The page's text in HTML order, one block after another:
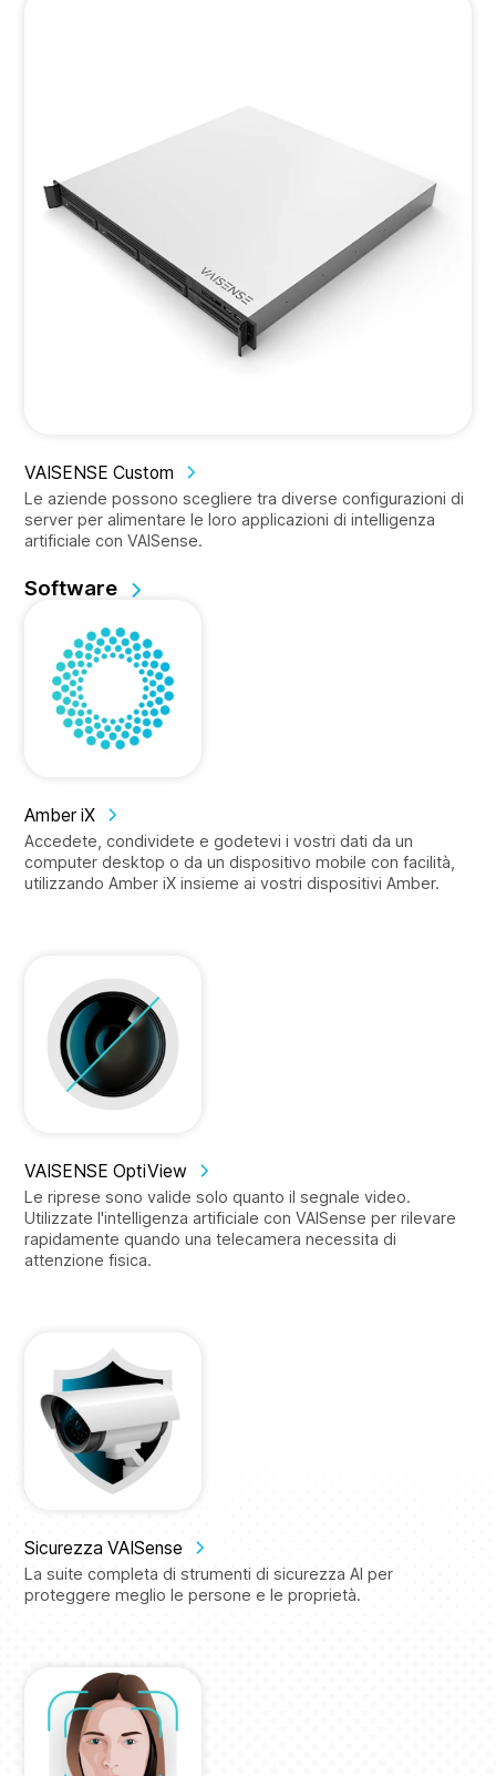
VAISENSE Custom
Le aziende possono scegliere tra diverse configurazioni di
server per alimentare le loro applicazioni di intelligenza
artificiale con VAISense.
Software
Amber iX
Accedete, condividete e godetevi i vostri dati da un
computer desktop o da un dispositivo mobile con facilità,
utilizzando Amber iX insieme ai vostri dispositivi Amber.
VAISENSE OptiView
Le riprese sono valide solo quanto il segnale video.
Utilizzate l'intelligenza artificiale con VAISense per rilevare
rapidamente quando una telecamera necessita di
attenzione fisica.
Sicurezza VAISense
La suite completa di strumenti di sicurezza AI per
proteggere meglio le persone e le proprietà.